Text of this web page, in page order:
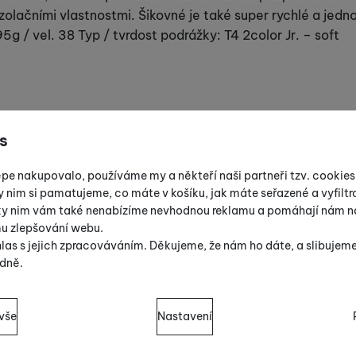
nakupovalo, používáme my a někteří naši partneři tzv.
nim si pamatujeme, co máte v košíku, jak máte seřazené a
nim vám také nenabízíme nevhodnou reklamu a pomáhají nám
zlepšování webu.
s jejich zpracováváním. Děkujeme, že nám ho dáte, a
s kategoriemi cookies
náš web nebude fungovat.
Nastavení
vlastnostmi. Šikovné je také super rychlé a
/ vel. 38 Typ / tvrdost podrážky: T4 2color Jr. – soft